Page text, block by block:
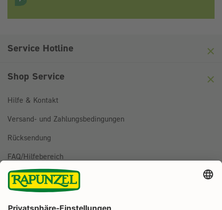
Anti-Roboter-Verifizierung
Service Hotline
Shop Service
Hilfe & Kontakt
Versand- und Zahlungsbedingungen
Rücksendung
FAQ/Hilfebereich
BESTELLUNG WIDERRUFEN